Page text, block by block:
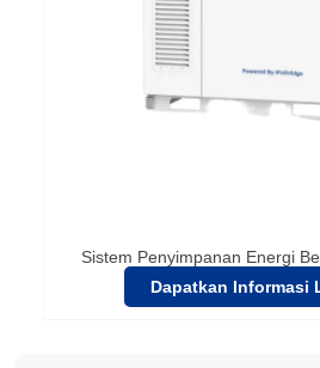
Sistem Penyimpanan Energi
Dapatkan Informasi